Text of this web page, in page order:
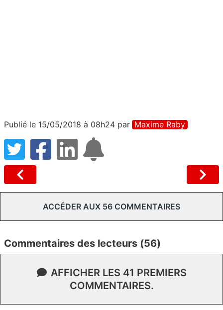
Publié le 15/05/2018 à 08h24 par Maxime Raby
ACCÉDER AUX 56 COMMENTAIRES
Commentaires des lecteurs (56)
AFFICHER LES 41 PREMIERS
COMMENTAIRES.